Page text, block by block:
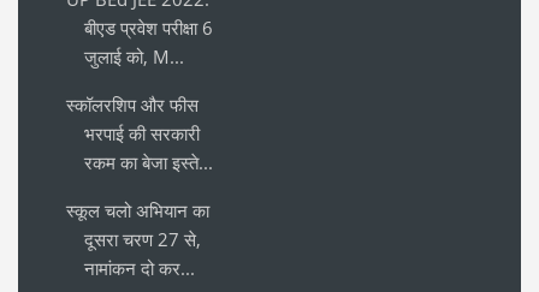
बीएड प्रवेश परीक्षा 6
जुलाई को, M...
स्कॉलरशिप और फीस
भरपाई की सरकारी
रकम का बेजा इस्ते...
स्कूल चलो अभियान का
दूसरा चरण 27 से,
नामांकन दो कर...